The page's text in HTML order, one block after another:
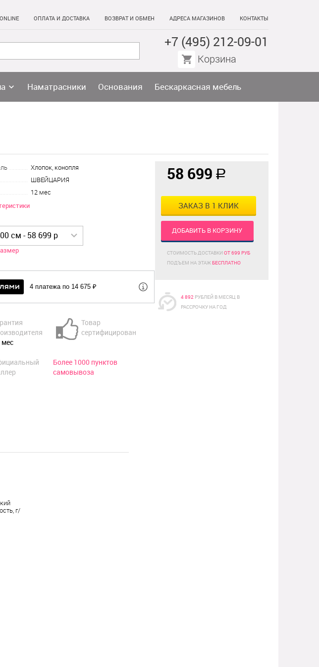
ОПЛАТА И ДОСТАВКА ВОЗВРАТ И ОБМЕН АДРЕСА МАГАЗИНОВ КОНТАКТЫ
+7 (495) 212-09-01
Корзина
Наматрасники Основания Бескаркасная мебель
Хлопок, конопля
ШВЕЙЦАРИЯ
12 мес
см - 58 699 р
4 платежа по 14 675 ₽
мес
Товар
сертифицирован
Более 1000 пунктов
самовывоза
58 699 a
ЗАКАЗ В 1 КЛИК
ДОБАВИТЬ В КОРЗИНУ
СТОИМОСТЬ ДОСТАВКИ ОТ 699 РУБ
ПОДЪЕМ НА ЭТАЖБЕСПЛАТНО
4 892 РУБЛЕЙ В МЕСЯЦ В
РАССРОЧКУ НА ГОД
г/